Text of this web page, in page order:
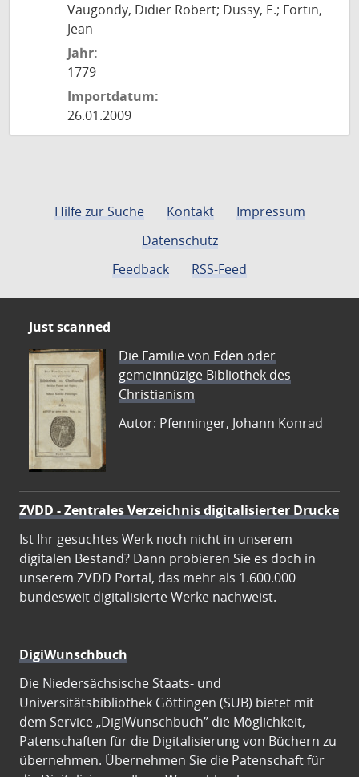
Vaugondy, Didier Robert; Dussy, E.; Fortin,
Jean
Jahr:
1779
Importdatum:
26.01.2009
Hilfe zur Suche Kontakt
Impressum
Datenschutz
Feedback
RSS-Feed
Just scanned
Die Familie von Eden oder
gemeinnüzige Bibliothek des
Christianism
Autor: Pfenninger, Johann Konrad
ZVDD - Zentrales Verzeichnis digitalisierter Drucke
Ist Ihr gesuchtes Werk noch nicht in unserem
digitalen Bestand? Dann probieren Sie es doch in
unserem ZVDD Portal, das mehr als 1.600.000
bundesweit digitalisierte Werke nachweist.
DigiWunschbuch
Die Niedersächsische Staats- und
Universitätsbibliothek Göttingen (SUB) bietet mit
dem Service „DigiWunschbuch” die Möglichkeit,
Patenschaften für die Digitalisierung von Büchern zu
übernehmen. Übernehmen Sie die Patenschaft für